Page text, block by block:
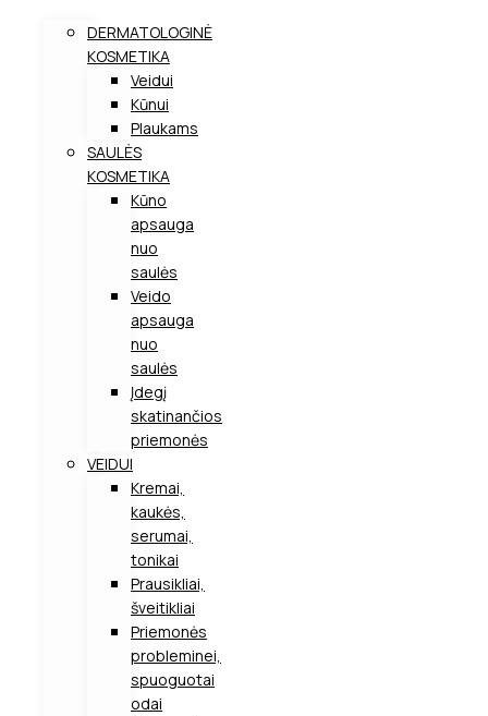
DERMATOLOGINĖ
KOSMETIKA
Veidui
Kūnui
Plaukams
SAULĖS
KOSMETIKA
Kūno
apsauga
nuo
saulės
Veido
apsauga
nuo
saulės
Įdegį
skatinančios
priemonės
VEIDUI
Kremai,
kaukės,
serumai,
tonikai
Prausikliai,
šveitikliai
Priemonės
probleminei,
spuoguotai
odai